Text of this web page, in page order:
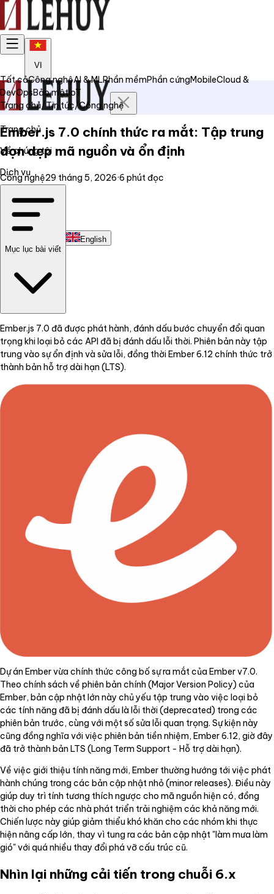
VI
Trang chủ
Về chúng tôi
Dịch vụ
Liên hệ
English
Tất cảCông nghệAI & MLPhần mềmPhần cứngMobileCloud &
DevOpsBảo mậtIoT
Trang chủ/Tin tức/Công nghệ
Ember.js 7.0 chính thức ra mắt: Tập trung
dọn dẹp mã nguồn và ổn định
Công nghệ29 tháng 5, 2026·6 phút đọc
Mục lục bài viết
Ember.js 7.0 đã được phát hành, đánh dấu bước chuyển đổi quan
trọng khi loại bỏ các API đã bị đánh dấu lỗi thời. Phiên bản này tập
trung vào sự ổn định và sửa lỗi, đồng thời Ember 6.12 chính thức trở
thành bản hỗ trợ dài hạn (LTS).
Dự án Ember vừa chính thức công bố sự ra mắt của Ember v7.0.
Theo chính sách về phiên bản chính (Major Version Policy) của
Ember, bản cập nhật lớn này chủ yếu tập trung vào việc loại bỏ
các tính năng đã bị đánh dấu là lỗi thời (deprecated) trong các
phiên bản trước, cùng với một số sửa lỗi quan trọng. Sự kiện này
cũng đồng nghĩa với việc phiên bản tiền nhiệm, Ember 6.12, giờ đây
đã trở thành bản LTS (Long Term Support - Hỗ trợ dài hạn).
Về việc giới thiệu tính năng mới, Ember thường hướng tới việc phát
hành chúng trong các bản cập nhật nhỏ (minor releases). Điều này
giúp duy trì tính tương thích ngược cho mã nguồn hiện có, đồng
thời cho phép các nhà phát triển trải nghiệm các khả năng mới.
Chiến lược này giúp giảm thiểu khó khăn cho các nhóm khi thực
hiện nâng cấp lớn, thay vì tung ra các bản cập nhật "làm mưa làm
gió" với quá nhiều thay đổi phá vỡ cấu trúc cũ.
Nhìn lại những cải tiến trong chuỗi 6.x